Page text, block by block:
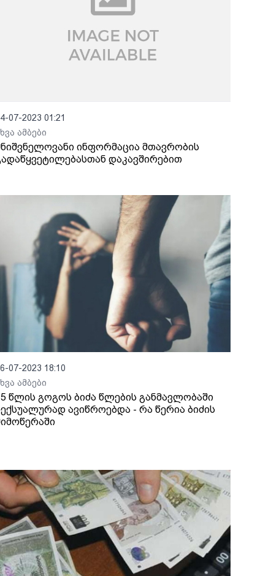
07-2023 01:21
ამბები
ინფორმაცია მთავრობის
დაკავშირებით
07-2023 18:10
ამბები
წლის გოგოს ბიძა წლების განმავლობაში
ავიწროებდა - რა წერია ბიძის